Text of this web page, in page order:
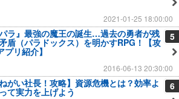
2021-01-25 18:00:00
5
パラ』最強の魔王の誕生…過去の勇者が残
盾（パラドックス）を明かすRPG！【攻
プリ紹介】
2016-06-13 20:30:00
6
ねがい社長！攻略】資源危機とは？効率よ
て実力を上げよう